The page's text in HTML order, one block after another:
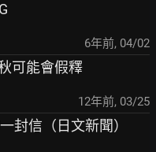
6年前, 04/02
可能會假釋
12年前, 03/25
封信（日文新聞）